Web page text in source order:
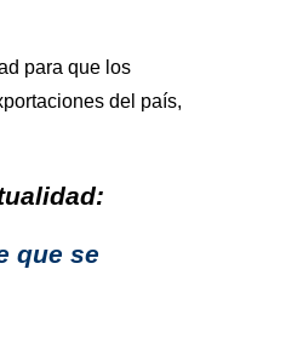
para que los
del país,
que se